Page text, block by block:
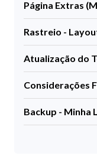
Página Extras
Rastreio -
Atualização do
Considerações
Backup - Minha